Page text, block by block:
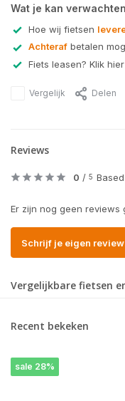
Wat je kan
Hoe wij fietsen
Achteraf betalen
Fiets leasen? Klik
Vergelijk Delen
Reviews
0 / 5
Er zijn nog geen reviews
Schrijf je eigen review
Vergelijkbare fietsen
Recent bekeken
sale 28%